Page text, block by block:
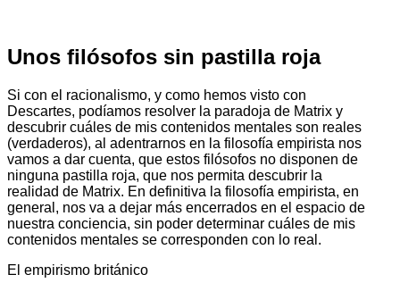
Unos filósofos sin pastilla roja
Si con el racionalismo, y como hemos visto con
Descartes, podíamos resolver la paradoja de Matrix y
descubrir cuáles de mis contenidos mentales son reales
(verdaderos), al adentrarnos en la filosofía empirista nos
vamos a dar cuenta, que estos filósofos no disponen de
ninguna pastilla roja, que nos permita descubrir la
realidad de Matrix. En definitiva la filosofía empirista, en
general, nos va a dejar más encerrados en el espacio de
nuestra conciencia, sin poder determinar cuáles de mis
contenidos mentales se corresponden con lo real.
El empirismo británico